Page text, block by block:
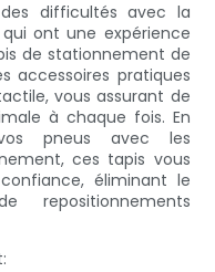
difficultés avec la
ont une expérience
de stationnement de
accessoires pratiques
vous assurant de
à chaque fois. En
pneus avec les
ces tapis vous
éliminant le
repositionnements